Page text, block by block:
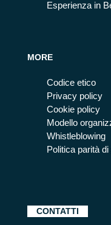
Esperienza in
MORE
Codice etico
Privacy policy
Cookie policy
Modello
Whistleblowing
Politica parità di
CONTATTI